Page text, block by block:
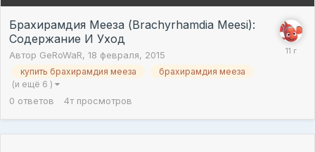
Брахирамдия Мееза (Brachyrhamdia Meesi):
Содержание И Уход
Автор GeRoWaR, 18 февраля, 2015
купить брахирамдия мееза
брахирамдия мееза
(и ещё 6 )
0 ответов 4т просмотров